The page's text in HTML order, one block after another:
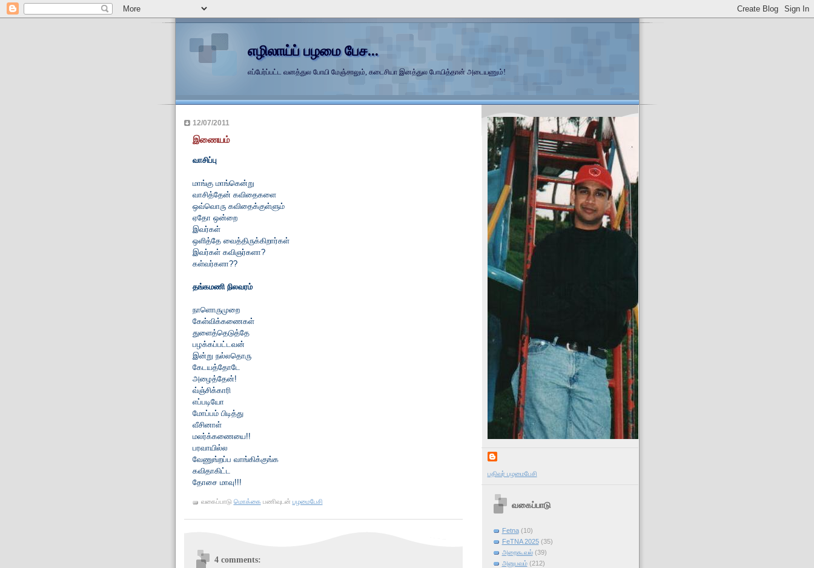
எழிலாய்ப் பழமை பேச...
எப்பேர்ப்பட்ட வனத்துல போயி மேஞ்சாலும், கடைசியா இனத்துல போயித்தான் அடையணும்!
12/07/2011
இணையம்
வாசிப்பு
மாங்கு மாங்கென்று
வாசித்தேன் கவிதைகளை
ஒவ்வொரு கவிதைக்குள்ளும்
ஏதோ ஒன்றை
இவர்கள்
ஒளித்தே வைத்திருக்கிறார்கள்
இவர்கள் கவிஞர்களா?
கள்வர்களா??
தங்கமணி நிலவரம்
நாளொருமுறை
கேள்விக்கணைகள்
துளைத்தெடுத்தே
பழக்கப்பட்டவன்
இன்று நல்லதொரு
கேடயத்தோடே
அழைத்தேன்!
வ்ஞ்சிக்காரி
எப்படியோ
மோப்பம் பிடித்து
வீசினாள்
மலர்க்கணையை!!
பரவாயில்ல
வேணுங்றப்ப வாங்கிக்குங்க
கவிதாகிட்ட
தோசை மாவு!!!
வகைப்பாடு மொக்கை பணிவுடன் பழமைபேசி
4 comments:
பதிவர் பழமைபேசி
வகைப்பாடு
Fetna (10)
FeTNA 2025 (35)
அறைகூவல் (39)
அனுபவம் (212)